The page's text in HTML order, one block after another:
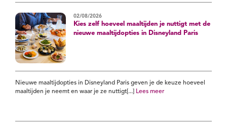
02/08/2026
Kies zelf hoeveel maaltijden je nuttigt met de
nieuwe maaltijdopties in Disneyland Paris
Nieuwe maaltijdopties in Disneyland Paris geven je de keuze hoeveel
maaltijden je neemt en waar je ze nuttigt[...]
Lees meer